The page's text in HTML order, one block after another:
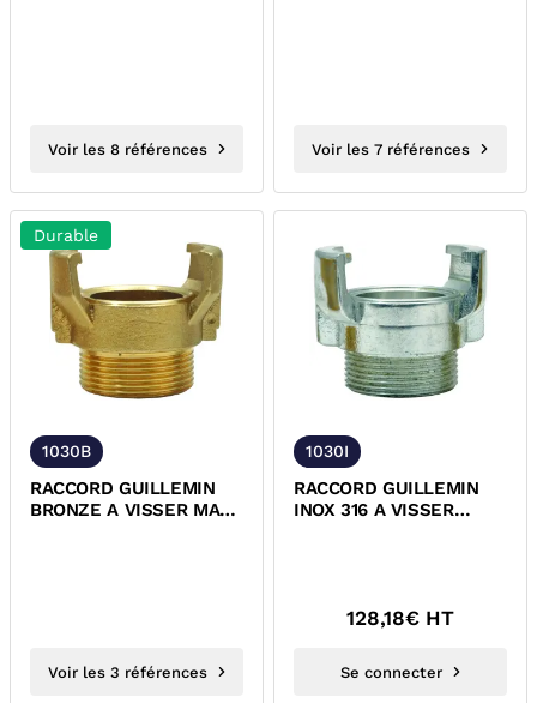
Voir les 8 références Voir les 7 références
Durable
1030B
RACCORD GUILLEMIN
BRONZE A VISSER MALE
Voir les 3 références
1030I
RACCORD GUILLEMIN
INOX 316 A VISSER
128,18€ HT
Se connecter